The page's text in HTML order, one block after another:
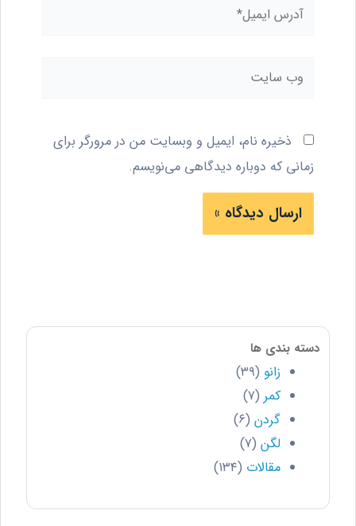
آدرس
ذخیره نام، ایمیل و وبسایت من در مرورگر برای
زمانی که دوباره دیدگاهی می‌نویسم.
دسته بندی ها
زانو (۳۹)
کمر (۷)
گردن (۶)
لگن (۷)
مقالات (۱۳۴)